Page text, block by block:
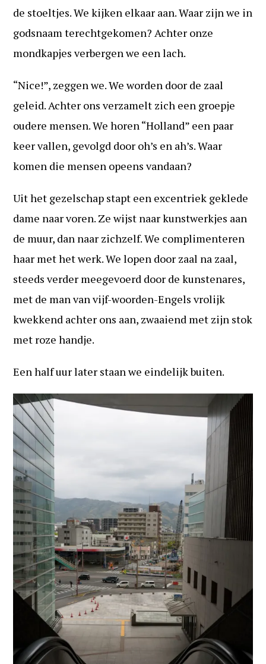
de stoeltjes. We kijken elkaar aan. Waar zijn we in
godsnaam terechtgekomen? Achter onze
mondkapjes verbergen we een lach.
“Nice!”, zeggen we. We worden door de zaal
geleid. Achter ons verzamelt zich een groepje
oudere mensen. We horen “Holland” een paar
keer vallen, gevolgd door oh’s en ah’s. Waar
komen die mensen opeens vandaan?
Uit het gezelschap stapt een excentriek geklede
dame naar voren. Ze wijst naar kunstwerkjes aan
de muur, dan naar zichzelf. We complimenteren
haar met het werk. We lopen door zaal na zaal,
steeds verder meegevoerd door de kunstenares,
met de man van vijf-woorden-Engels vrolijk
kwekkend achter ons aan, zwaaiend met zijn stok
met roze handje.
Een half uur later staan we eindelijk buiten.